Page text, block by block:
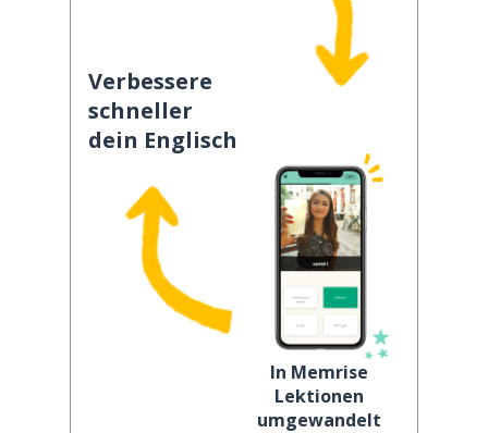
Verbessere
schneller
dein Englisch
In Memrise
Lektionen
umgewandelt